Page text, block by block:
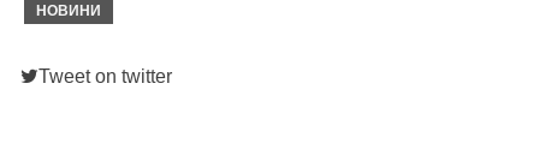
НОВИНИ
Tweet on twitter